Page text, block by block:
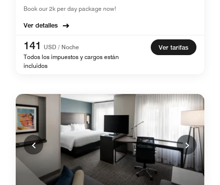
Book our 2k per day package now!
Ver detalles
141
USD / Noche
Todos los impuestos y cargos están
incluidos
Ver tarifas